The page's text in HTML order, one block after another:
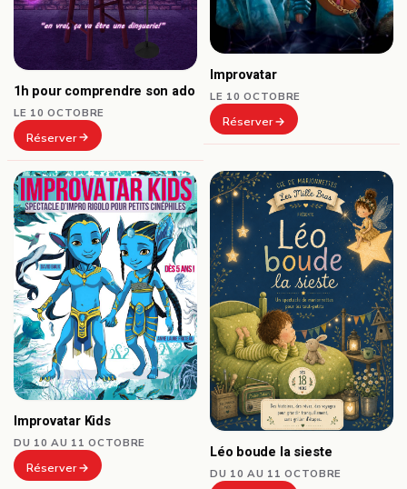
1h pour comprendre son ado
LE 10 OCTOBRE
Réserver
Improvatar
LE 10 OCTOBRE
Réserver
Improvatar Kids
DU 10 AU 11 OCTOBRE
Réserver
Léo boude la sieste
DU 10 AU 11 OCTOBRE